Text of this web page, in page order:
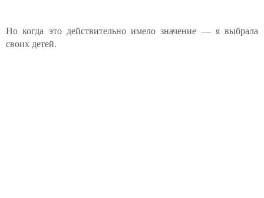
Но когда это действительно имело значение — я выбрала
своих детей.